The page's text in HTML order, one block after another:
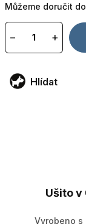
cena:
Můžeme doručit
+
−
Hlídat
Ušito v
Vyrobeno s